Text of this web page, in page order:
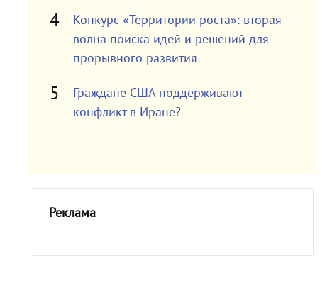
Конкурс «Территории роста»: вторая
волна поиска идей и решений для
прорывного развития
Граждане США поддерживают
конфликт в Иране?
Реклама